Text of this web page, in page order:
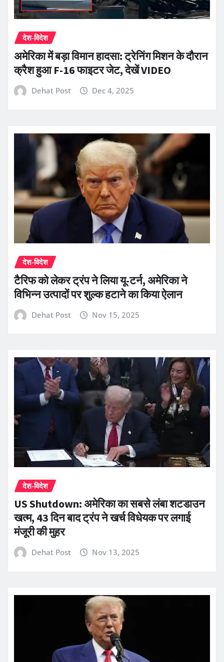
देश-विदेश
अमेरिका में बड़ा विमान हादसा: ट्रेनिंग मिशन के दौरान
क्रैश हुआ F-16 फाइटर जेट, देखें VIDEO
Dehat Post Dec 4, 2025
देश-विदेश
टैरिफ को लेकर ट्रंप ने लिया यू-टर्न, अमेरिका ने
विभिन्न उत्पादों पर शुल्क हटाने का किया ऐलान
Dehat Post Nov 15, 2025
देश-विदेश
US Shutdown: अमेरिका का सबसे लंबा शटडाउन
खत्म, 43 दिन बाद ट्रंप ने खर्च विधेयक पर लगाई
मंजूरी की मुहर
Dehat Post Nov 13, 2025